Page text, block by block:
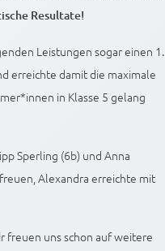
Resultate!
Leistungen sogar einen 1.
erreichte damit die maximale
in Klasse 5 gelang
Sperling (6b) und Anna
Alexandra erreichte mit
freuen uns schon auf weitere